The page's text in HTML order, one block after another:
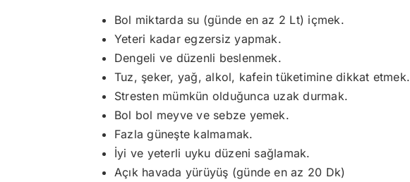
Bol miktarda su (günde en az 2 Lt) içmek.
Yeteri kadar egzersiz yapmak.
Dengeli ve düzenli beslenmek.
Tuz, şeker, yağ, alkol, kafein tüketimine dikkat etmek.
Stresten mümkün olduğunca uzak durmak.
Bol bol meyve ve sebze yemek.
Fazla güneşte kalmamak.
İyi ve yeterli uyku düzeni sağlamak.
Açık havada yürüyüş (günde en az 20 Dk)